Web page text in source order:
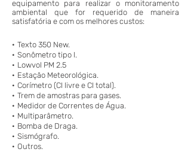
equipamento para realizar o monitoramento
ambiental que for requerido de maneira
satisfatória e com os melhores custos:
· Texto 350 New.
· Sonômetro tipo I.
· Lowvol PM 2.5
· Estação Meteorológica.
· Corímetro (CI livre e CI total).
· Trem de amostras para gases.
· Medidor de Correntes de Água.
· Multiparâmetro.
· Bomba de Draga.
· Sismógrafo.
· Outros.